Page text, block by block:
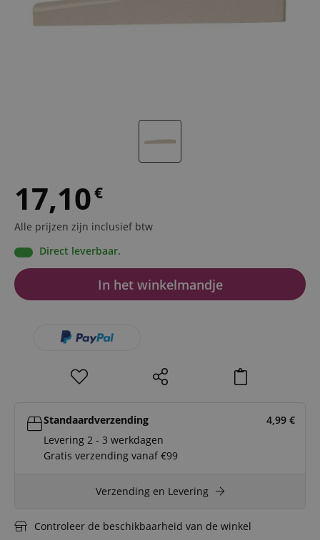
17,10€
Alle prijzen zijn inclusief btw
Direct leverbaar.
In het winkelmandje
Standaardverzending 4,99 €
Levering 2 - 3 werkdagen
Gratis verzending vanaf €99
Verzending en Levering
Controleer de beschikbaarheid van de winkel